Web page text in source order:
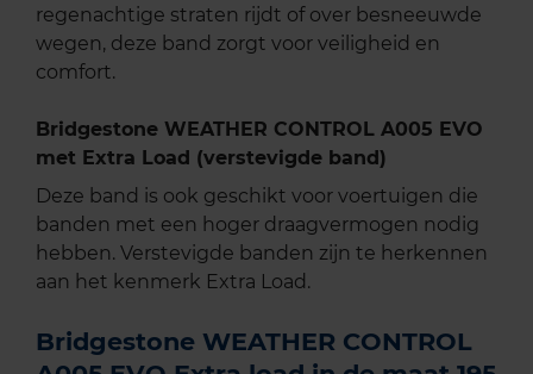
regenachtige straten rijdt of over besneeuwde
wegen, deze band zorgt voor veiligheid en
comfort.
Bridgestone WEATHER CONTROL A005 EVO
met Extra Load (verstevigde band)
Deze band is ook geschikt voor voertuigen die
banden met een hoger draagvermogen nodig
hebben. Verstevigde banden zijn te herkennen
aan het kenmerk Extra Load.
Bridgestone WEATHER CONTROL